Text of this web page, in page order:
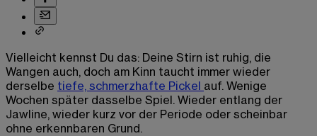
Vielleicht kennst Du das: Deine Stirn ist ruhig, die
Wangen auch, doch am Kinn taucht immer wieder
derselbe tiefe, schmerzhafte Pickel auf. Wenige
Wochen später dasselbe Spiel. Wieder entlang der
Jawline, wieder kurz vor der Periode oder scheinbar
ohne erkennbaren Grund.